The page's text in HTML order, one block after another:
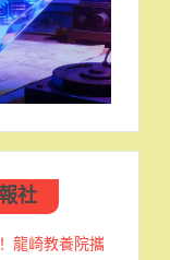
社
龍崎教養院攜